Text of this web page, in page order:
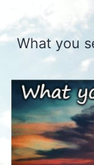
What you